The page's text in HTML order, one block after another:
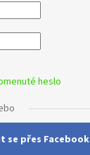
heslo
se přes Facebook